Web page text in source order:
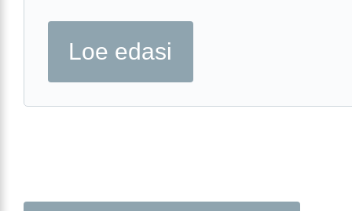
Loe edasi